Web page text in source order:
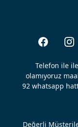
Telefon ile
olamıyoruz
92 whatsapp
Değerli